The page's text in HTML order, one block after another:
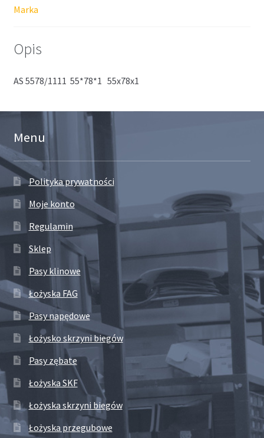
Marka
Opis
AS 5578/1111 55*78*1 55x78x1
Menu
Polityka prywatności
Moje konto
Regulamin
Sklep
Pasy klinowe
Łożyska FAG
Pasy napędowe
Łożysko skrzyni biegów
Pasy zębate
Łożyska SKF
Łożyska skrzyni biegów
Łożyska przegubowe